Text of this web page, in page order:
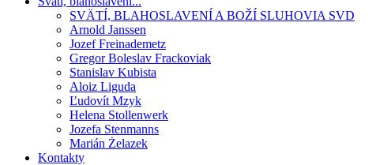
SVÄTÍ, BLAHOSLAVENÍ A BOŽÍ SLUHOVIA SVD
Arnold Janssen
Jozef Freinademetz
Gregor Boleslav Frackoviak
Stanislav Kubista
Aloiz Liguda
Ľudovít Mzyk
Helena Stollenwerk
Jozefa Stenmanns
Marián Żelazek
Kontakty